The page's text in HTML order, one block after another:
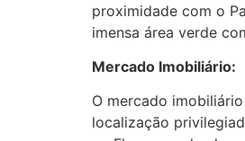
proximidade com o
imensa área verde
Mercado Imobiliário:
O mercado
localização